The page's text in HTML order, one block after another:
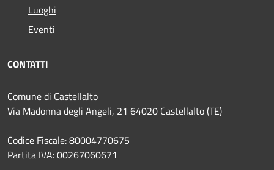
Luoghi
Eventi
CONTATTI
Comune di Castellalto
Via Madonna degli Angeli, 21 64020 Castellalto (TE)
Codice Fiscale: 80004770675
Partita IVA: 00267060671